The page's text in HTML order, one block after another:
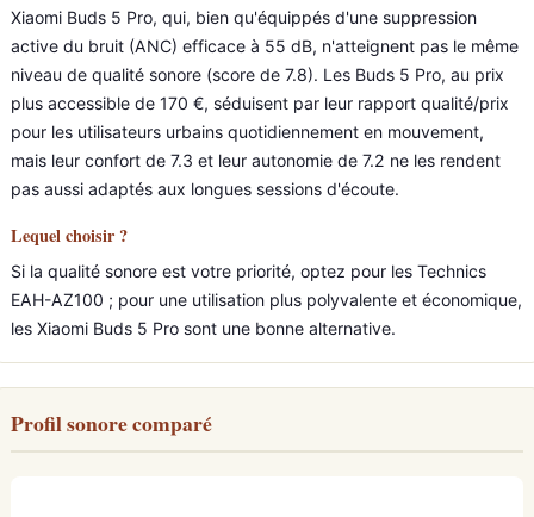
Xiaomi Buds 5 Pro, qui, bien qu'équippés d'une suppression
active du bruit (ANC) efficace à 55 dB, n'atteignent pas le même
niveau de qualité sonore (score de 7.8). Les Buds 5 Pro, au prix
plus accessible de 170 €, séduisent par leur rapport qualité/prix
pour les utilisateurs urbains quotidiennement en mouvement,
mais leur confort de 7.3 et leur autonomie de 7.2 ne les rendent
pas aussi adaptés aux longues sessions d'écoute.
Lequel choisir ?
Si la qualité sonore est votre priorité, optez pour les Technics
EAH-AZ100 ; pour une utilisation plus polyvalente et économique,
les Xiaomi Buds 5 Pro sont une bonne alternative.
Profil sonore comparé